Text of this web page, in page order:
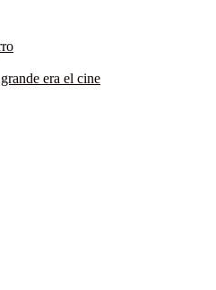
era el cine